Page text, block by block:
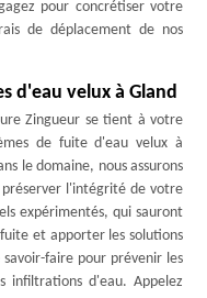
pour concrétiser votre
de déplacement de nos
d'eau velux à Gland
Zingueur se tient à votre
de fuite d'eau velux à
le domaine, nous assurons
l'intégrité de votre
expérimentés, qui sauront
et apporter les solutions
faire pour prévenir les
infiltrations d'eau. Appelez